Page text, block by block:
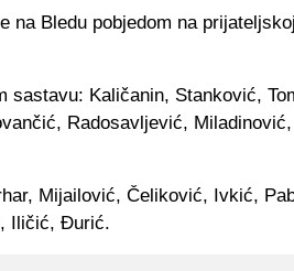
na Bledu pobjedom na
sastavu: Kaličanin, Stanković,
Radosavljević, Miladinović,
Mijailović, Čeliković, Ivkić,
Iličić, Đurić.